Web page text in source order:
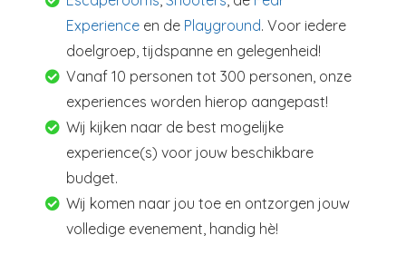
Experience en de Playground. Voor iedere
doelgroep, tijdspanne en gelegenheid!
Vanaf 10 personen tot 300 personen, onze
experiences worden hierop aangepast!
Wij kijken naar de best mogelijke
experience(s) voor jouw beschikbare
budget.
Wij komen naar jou toe en ontzorgen jouw
volledige evenement, handig hè!